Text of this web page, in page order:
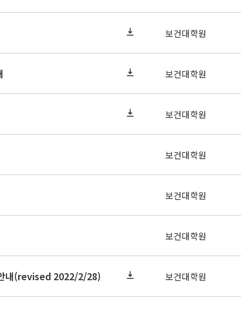
보건대학원
보건대학원
보건대학원
보건대학원
보건대학원
보건대학원
내(revised 2022/2/28) 보건대학원